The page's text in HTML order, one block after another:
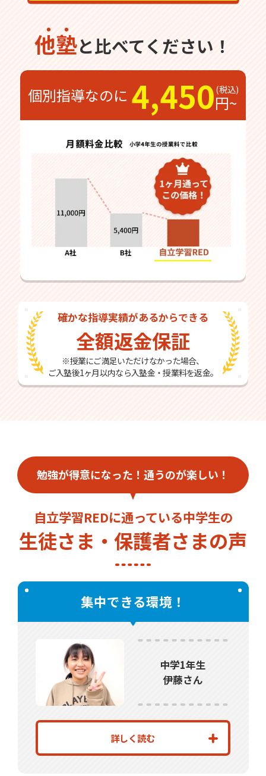
他塾と比べてください！
個別指導なのに 4,450円~
確かな指導実績があるからできる
全額返金保証
※授業にご満足いただけなかった場合、
ご入塾後1ヶ月以内なら入塾金・授業料を返金。
勉強が得意になった！通うのが楽しい！
自立学習REDに通っている中学生の
生徒さま・保護者さまの声
集中できる環境！
中学1年生
伊藤さん
詳しく読む